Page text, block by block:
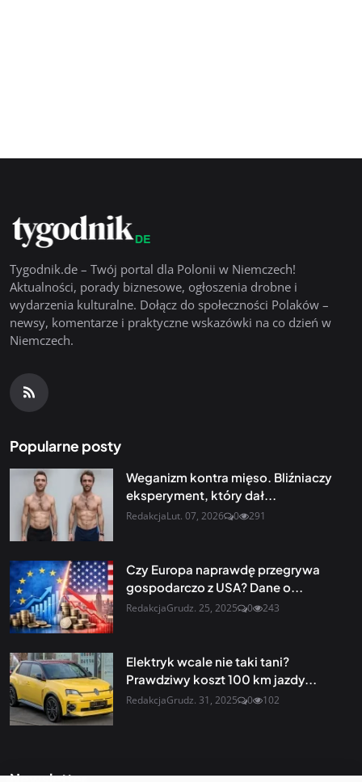
Tygodnik.de – Twój portal dla Polonii w Niemczech!
Aktualności, porady biznesowe, ogłoszenia drobne i
wydarzenia kulturalne. Dołącz do społeczności Polaków –
newsy, komentarze i praktyczne wskazówki na co dzień w
Niemczech.
Popularne posty
Weganizm kontra mięso. Bliźniaczy
eksperyment, który dał...
RedakcjaLut. 07, 2026 0 291
Czy Europa naprawdę przegrywa
gospodarczo z USA? Dane o...
RedakcjaGrudz. 25, 2025 0 243
Elektryk wcale nie taki tani?
Prawdziwy koszt 100 km jazdy...
RedakcjaGrudz. 31, 2025 0 102